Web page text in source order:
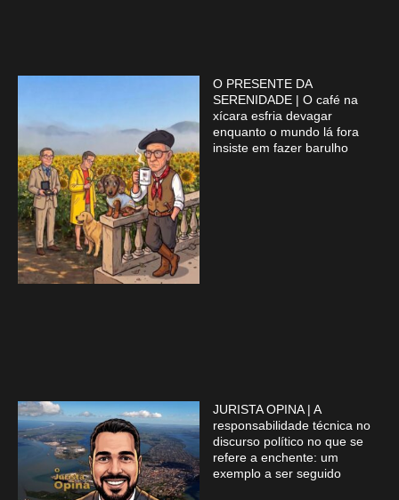
O PRESENTE DA
SERENIDADE | O café na
xícara esfria devagar
enquanto o mundo lá fora
insiste em fazer barulho
JURISTA OPINA | A
responsabilidade técnica no
discurso político no que se
refere a enchente: um
exemplo a ser seguido